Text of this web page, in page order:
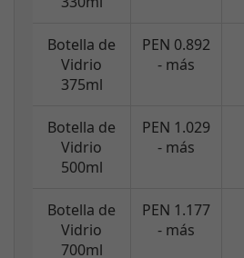
Botella de
Vidrio
375ml
PEN 0.892
- más
Botella de
Vidrio
500ml
PEN 1.029
- más
Botella de
Vidrio
700ml
PEN 1.177
- más